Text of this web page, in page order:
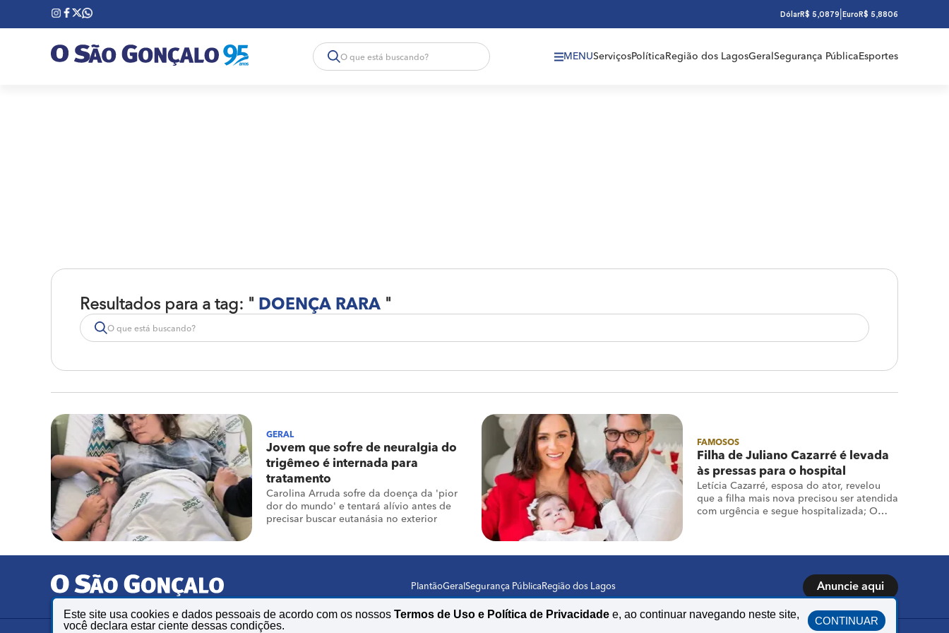
DólarR$ 5,0879 Euro R$ 5,8806
MENUServiçosPolítica Região dos LagosGeral Segurança Pública Esportes
Resultados para a tag: " DOENÇA RARA "
GERAL
Jovem que sofre de neuralgia do
trigêmeo é internada para
tratamento
Carolina Arruda sofre da doença da 'pior
dor do mundo' e tentará alívio antes de
precisar buscar eutanásia no exterior
FAMOSOS
Filha de Juliano Cazarré é levada
às pressas para o hospital
Letícia Cazarré, esposa do ator, revelou
que a filha mais nova precisou ser atendida
com urgência e segue hospitalizada; O
Este site usa cookies e dados pessoais de acordo com os nossos Termos de Uso e Política de Privacidade e, ao continuar navegando neste site,
você declara estar ciente dessas condições.
CONTINUAR
PlantãoGeral Segurança Pública Região dos Lagos Anuncie aqui